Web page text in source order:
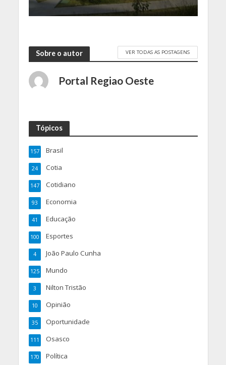
Sobre o autor VER TODAS AS POSTAGENS
Portal Regiao Oeste
Tópicos
Brasil
157
Cotia
24
Cotidiano
147
Economia
93
Educação
41
Esportes
100
João Paulo Cunha
4
Mundo
125
Nilton Tristão
3
Opinião
10
Oportunidade
35
Osasco
111
Política
170